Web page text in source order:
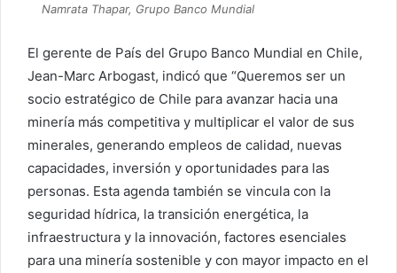
Namrata Thapar, Grupo Banco Mundial
El gerente de País del Grupo Banco Mundial en Chile,
Jean-Marc Arbogast, indicó que “Queremos ser un
socio estratégico de Chile para avanzar hacia una
minería más competitiva y multiplicar el valor de sus
minerales, generando empleos de calidad, nuevas
capacidades, inversión y oportunidades para las
personas. Esta agenda también se vincula con la
seguridad hídrica, la transición energética, la
infraestructura y la innovación, factores esenciales
para una minería sostenible y con mayor impacto en el